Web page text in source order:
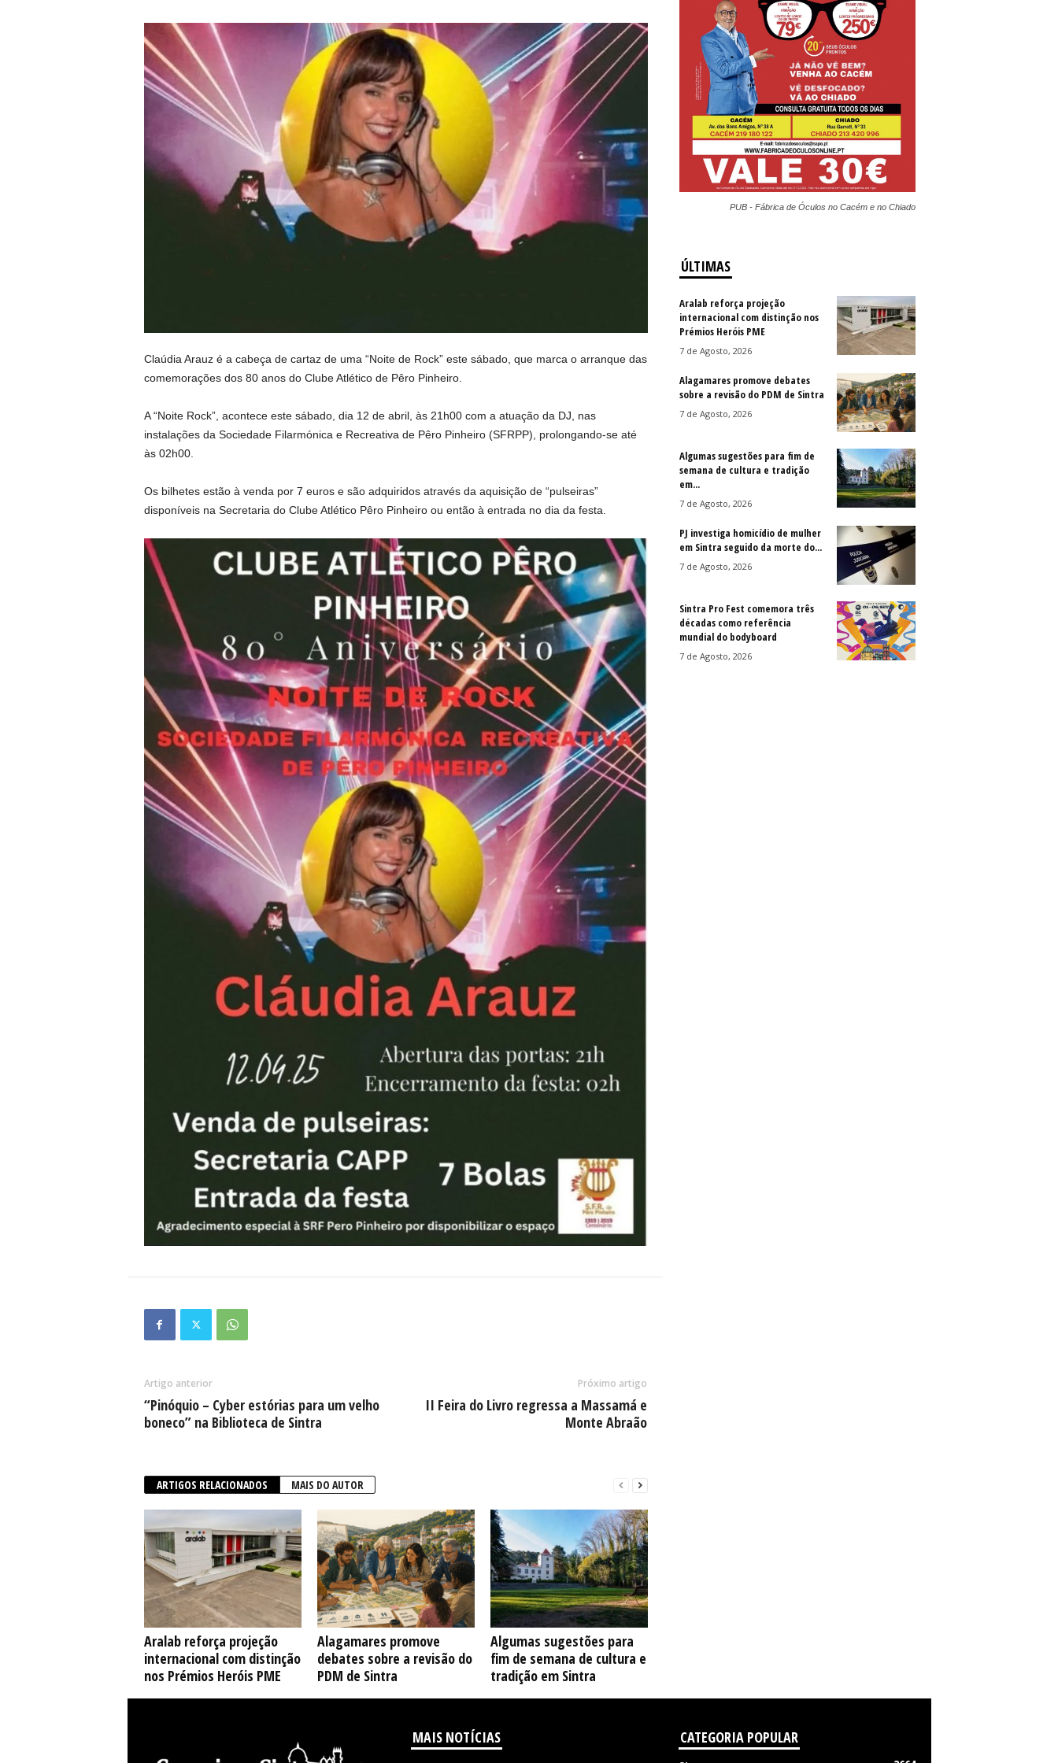
Claúdia Arauz é a cabeça de cartaz de uma “Noite de Rock” este sábado, que marca o arranque das
comemorações dos 80 anos do Clube Atlético de Pêro Pinheiro.
A “Noite Rock”, acontece este sábado, dia 12 de abril, às 21h00 com a atuação da DJ, nas
instalações da Sociedade Filarmónica e Recreativa de Pêro Pinheiro (SFRPP), prolongando-se até
às 02h00.
Os bilhetes estão à venda por 7 euros e são adquiridos através da aquisição de “pulseiras”
disponíveis na Secretaria do Clube Atlético Pêro Pinheiro ou então à entrada no dia da festa.
Artigo anterior
“Pinóquio – Cyber estórias para um velho
boneco” na Biblioteca de Sintra
Próximo artigo
II Feira do Livro regressa a Massamá e
Monte Abraão
ARTIGOS RELACIONADOS MAIS DO AUTOR
Aralab reforça projeção
internacional com distinção
nos Prémios Heróis PME
Alagamares promove
debates sobre a revisão do
PDM de Sintra
Algumas sugestões para
fim de semana de cultura e
tradição em Sintra
PUB - Fábrica de Óculos no Cacém e no Chiado
ÚLTIMAS
Aralab reforça projeção
internacional com distinção nos
Prémios Heróis PME
7 de Agosto, 2026
Alagamares promove debates
sobre a revisão do PDM de Sintra
7 de Agosto, 2026
Algumas sugestões para fim de
semana de cultura e tradição
em...
7 de Agosto, 2026
PJ investiga homicídio de mulher
em Sintra seguido da morte do...
7 de Agosto, 2026
Sintra Pro Fest comemora três
décadas como referência
mundial do bodyboard
7 de Agosto, 2026
MAIS NOTÍCIAS CATEGORIA POPULAR